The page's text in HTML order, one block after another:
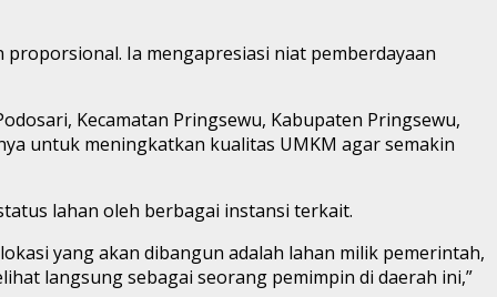
Ia mengapresiasi niat pemberdayaan
Kecamatan Pringsewu, Kabupaten Pringsewu,
untuk meningkatkan kualitas UMKM agar semakin
lahan oleh berbagai instansi terkait.
yang akan dibangun adalah lahan milik pemerintah,
langsung sebagai seorang pemimpin di daerah ini,”